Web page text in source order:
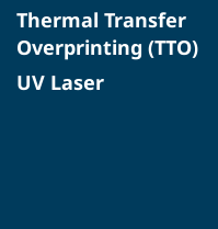
Thermal Transfer
Overprinting (TTO)
UV Laser